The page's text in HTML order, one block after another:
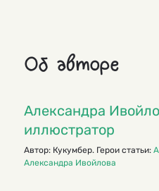
Об авторе
Александра
иллюстратор
Автор: Кукумбер. Герои статьи:
Александра Ивойлова